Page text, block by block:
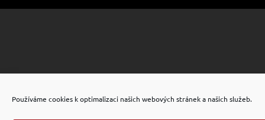
Používáme cookies k optimalizaci našich webových stránek a našich služeb.